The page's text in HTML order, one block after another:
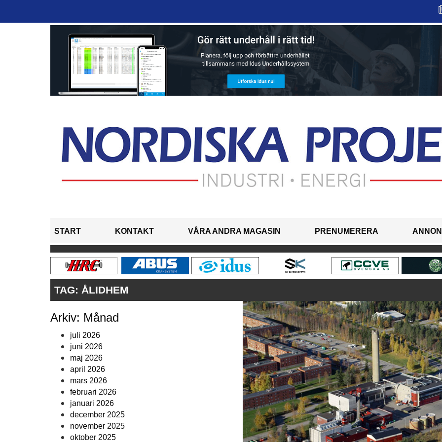
START KONTAKT VÅRA ANDRA MAGASIN PRENUMERERA
TAG: ÅLIDHEM
Arkiv: Månad
juli 2026
juni 2026
maj 2026
april 2026
mars 2026
februari 2026
januari 2026
december 2025
november 2025
oktober 2025